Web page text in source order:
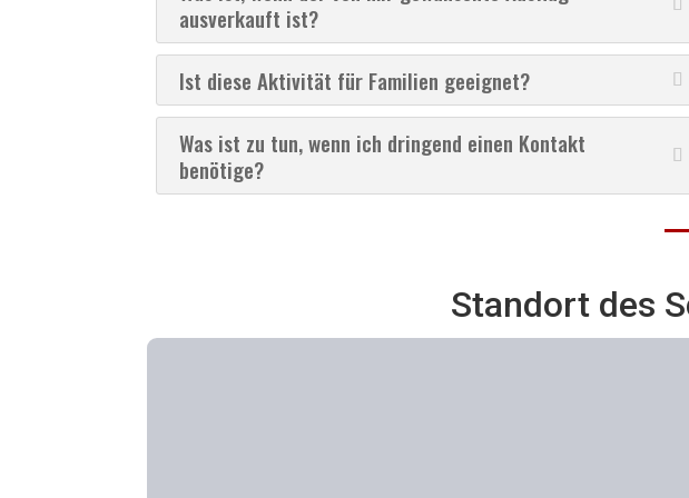
ausverkauft ist?
Ist diese Aktivität für Familien geeignet?
Was ist zu tun, wenn ich dringend einen Kontakt
benötige?
Standort des